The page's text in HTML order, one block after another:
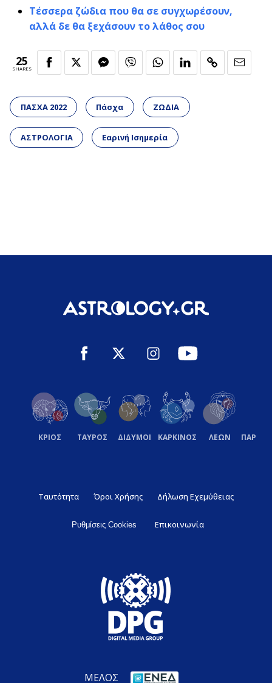
Τέσσερα ζώδια που θα σε συγχωρέσουν,
αλλά δε θα ξεχάσουν το λάθος σου
25
SHARES
ΠΑΣΧΑ 2022 Πάσχα ΖΩΔΙΑ
ΑΣΤΡΟΛΟΓΙΑ Εαρινή Ισημερία
ΚΡΙΟΣ ΤΑΥΡΟΣ ΔΙΔΥΜΟΙ ΚΑΡΚΙΝΟΣ ΛΕΩΝ
Ταυτότητα Όροι Χρήσης Δήλωση Εχεμύθειας
Ρυθμίσεις Cookies Επικοινωνία
ΜΕΛΟΣ